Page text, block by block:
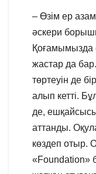
– Өзім ер
әскери
Қоғамымызда
жастар да
төртеуін де
алып кетті.
де,
аттанды.
көздеп отыр.
«Foundation»